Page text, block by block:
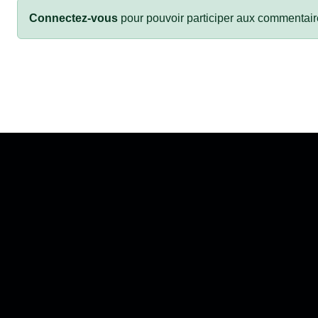
Connectez-vous pour pouvoir participer aux